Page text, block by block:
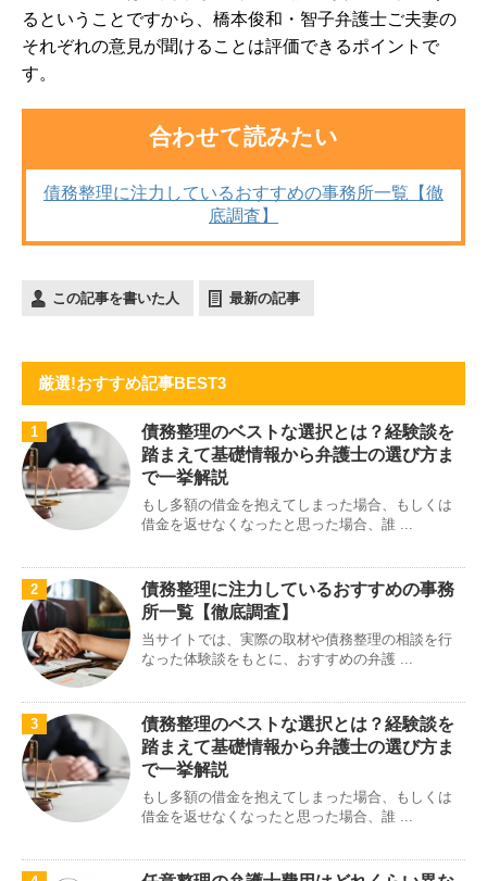
るということですから、橋本俊和・智子弁護士ご夫妻の
それぞれの意見が聞けることは評価できるポイントで
す。
合わせて読みたい
債務整理に注力しているおすすめの事務所一覧【徹
底調査】
この記事を書いた人 最新の記事
厳選!おすすめ記事BEST3
1
債務整理のベストな選択とは？経験談を
踏まえて基礎情報から弁護士の選び方ま
で一挙解説
もし多額の借金を抱えてしまった場合、もしくは
借金を返せなくなったと思った場合、誰 ...
2
債務整理に注力しているおすすめの事務
所一覧【徹底調査】
当サイトでは、実際の取材や債務整理の相談を行
なった体験談をもとに、おすすめの弁護 ...
3
債務整理のベストな選択とは？経験談を
踏まえて基礎情報から弁護士の選び方ま
で一挙解説
もし多額の借金を抱えてしまった場合、もしくは
借金を返せなくなったと思った場合、誰 ...